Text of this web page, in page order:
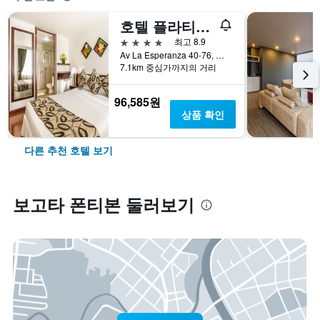
호텔 플라티눔 스위트
4성급
최고 8.9
Av La Esperanza 40-76, 보고타, 콜롬비아
7.1km 중심가까지의 거리
96,585원
상품 확인
다른 추천 호텔 보기
보고타 폰티본 둘러보기